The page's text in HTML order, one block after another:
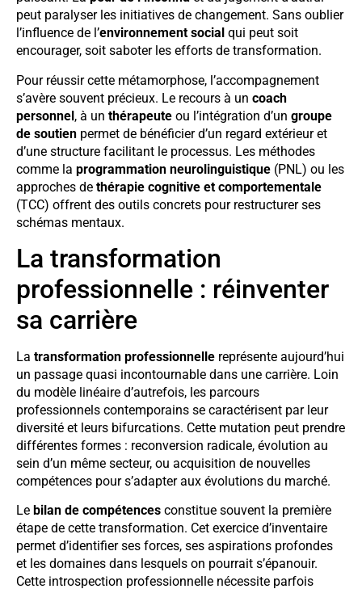
peut paralyser les initiatives de changement. Sans oublier
l’influence de l’environnement social qui peut soit
encourager, soit saboter les efforts de transformation.
Pour réussir cette métamorphose, l’accompagnement
s’avère souvent précieux. Le recours à un coach
personnel, à un thérapeute ou l’intégration d’un groupe
de soutien permet de bénéficier d’un regard extérieur et
d’une structure facilitant le processus. Les méthodes
comme la programmation neurolinguistique (PNL) ou les
approches de thérapie cognitive et comportementale
(TCC) offrent des outils concrets pour restructurer ses
schémas mentaux.
La transformation
professionnelle : réinventer
sa carrière
La transformation professionnelle représente aujourd’hui
un passage quasi incontournable dans une carrière. Loin
du modèle linéaire d’autrefois, les parcours
professionnels contemporains se caractérisent par leur
diversité et leurs bifurcations. Cette mutation peut prendre
différentes formes : reconversion radicale, évolution au
sein d’un même secteur, ou acquisition de nouvelles
compétences pour s’adapter aux évolutions du marché.
Le bilan de compétences constitue souvent la première
étape de cette transformation. Cet exercice d’inventaire
permet d’identifier ses forces, ses aspirations profondes
et les domaines dans lesquels on pourrait s’épanouir.
Cette introspection professionnelle nécessite parfois